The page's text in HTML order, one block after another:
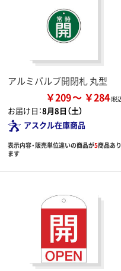
アルミバルブ開閉札 丸型
￥209 ￥284
お届け日：8月8日（土）
アスクル在庫商品
表示内容・販売単位違いの商品が5商品あり
ます